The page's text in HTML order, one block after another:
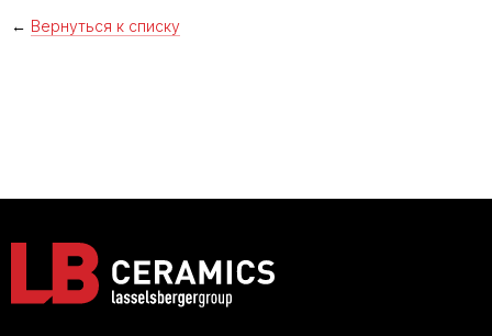
← Вернуться к списку